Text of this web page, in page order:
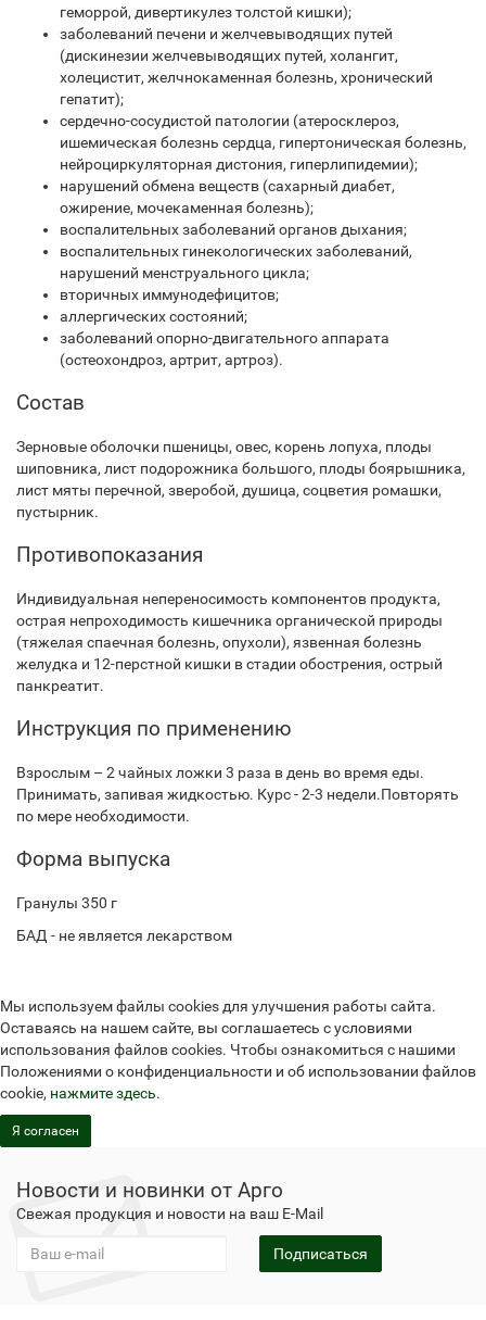
геморрой, дивертикулез толстой кишки);
заболеваний печени и желчевыводящих путей
(дискинезии желчевыводящих путей, холангит,
холецистит, желчнокаменная болезнь, хронический
гепатит);
сердечно-сосудистой патологии (атеросклероз,
ишемическая болезнь сердца, гипертоническая болезнь,
нейроциркуляторная дистония, гиперлипидемии);
нарушений обмена веществ (сахарный диабет,
ожирение, мочекаменная болезнь);
воспалительных заболеваний органов дыхания;
воспалительных гинекологических заболеваний,
нарушений менструального цикла;
вторичных иммунодефицитов;
аллергических состояний;
заболеваний опорно-двигательного аппарата
(остеохондроз, артрит, артроз).
Состав
Зерновые оболочки пшеницы, овес, корень лопуха, плоды
шиповника, лист подорожника большого, плоды боярышника,
лист мяты перечной, зверобой, душица, соцветия ромашки,
пустырник.
Противопоказания
Индивидуальная непереносимость компонентов продукта,
острая непроходимость кишечника органической природы
(тяжелая спаечная болезнь, опухоли), язвенная болезнь
желудка и 12-перстной кишки в стадии обострения, острый
панкреатит.
Инструкция по применению
Взрослым – 2 чайных ложки 3 раза в день во время еды.
Принимать, запивая жидкостью. Курс - 2-3 недели.Повторять
по мере необходимости.
Форма выпуска
Гранулы 350 г
БАД - не является лекарством
Мы используем файлы cookies для улучшения работы сайта.
Оставаясь на нашем сайте, вы соглашаетесь с условиями
использования файлов cookies. Чтобы ознакомиться с нашими
Положениями о конфиденциальности и об использовании файлов
cookie, нажмите здесь.
Я согласен
Новости и новинки от Арго
Свежая продукция и новости на ваш E-Mail
Подписаться